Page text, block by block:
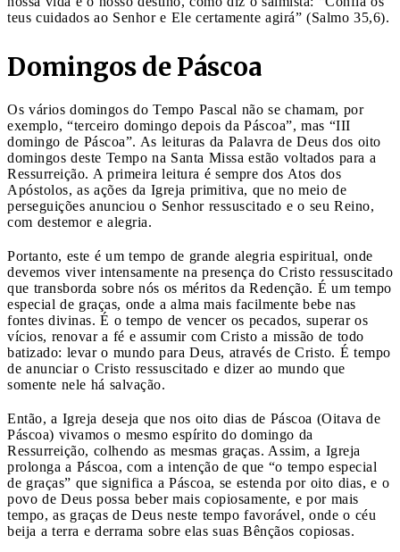
teus cuidados ao Senhor e Ele certamente agirá” (Salmo 35,6).
Domingos de Páscoa
Os vários domingos do Tempo Pascal não se chamam, por
exemplo, “terceiro domingo depois da Páscoa”, mas “III
domingo de Páscoa”. As leituras da Palavra de Deus dos oito
domingos deste Tempo na Santa Missa estão voltados para a
Ressurreição. A primeira leitura é sempre dos Atos dos
Apóstolos, as ações da Igreja primitiva, que no meio de
perseguições anunciou o Senhor ressuscitado e o seu Reino,
com destemor e alegria.
Portanto, este é um tempo de grande alegria espiritual, onde
devemos viver intensamente na presença do Cristo ressuscitado
que transborda sobre nós os méritos da Redenção. É um tempo
especial de graças, onde a alma mais facilmente bebe nas
fontes divinas. É o tempo de vencer os pecados, superar os
vícios, renovar a fé e assumir com Cristo a missão de todo
batizado: levar o mundo para Deus, através de Cristo. É tempo
de anunciar o Cristo ressuscitado e dizer ao mundo que
somente nele há salvação.
Então, a Igreja deseja que nos oito dias de Páscoa (Oitava de
Páscoa) vivamos o mesmo espírito do domingo da
Ressurreição, colhendo as mesmas graças. Assim, a Igreja
prolonga a Páscoa, com a intenção de que “o tempo especial
de graças” que significa a Páscoa, se estenda por oito dias, e o
povo de Deus possa beber mais copiosamente, e por mais
tempo, as graças de Deus neste tempo favorável, onde o céu
beija a terra e derrama sobre elas suas Bênçãos copiosas.